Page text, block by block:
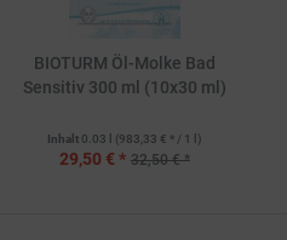
BIOTURM Öl-Molke Bad
Sensitiv 300 ml (10x30 ml)
Inhalt 0.03 l (983,33 € * / 1 l)
29,50 € * 32,50 € *